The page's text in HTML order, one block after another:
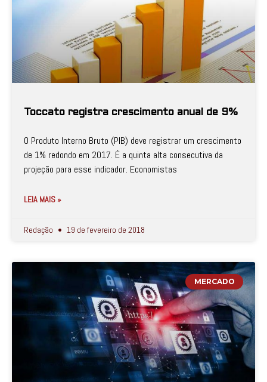
Toccato registra crescimento anual de 9%
O Produto Interno Bruto (PIB) deve registrar um crescimento
de 1% redondo em 2017. É a quinta alta consecutiva da
projeção para esse indicador. Economistas
LEIA MAIS »
Redação 19 de fevereiro de 2018
MERCADO